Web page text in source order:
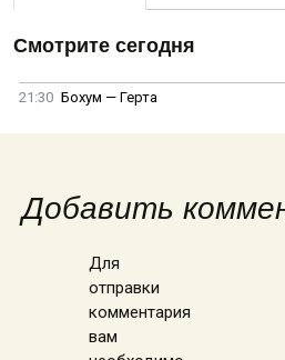
Смотрите сегодня
21:30 Бохум — Герта
Добавить
Для
отправки
комментария
вам